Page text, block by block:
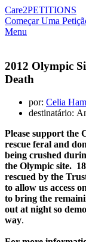
Care2PETITIONS
Começar Uma
Menu
2012 Olympic
Death
por: Celia
destinatário:
Please support the
rescue feral and
being crushed
the Olympic site.
rescued by the
to allow us access
to bring the
out at night so
way.